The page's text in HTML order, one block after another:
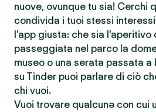
nuove, ovunque tu sia! Cerchi
condivida i tuoi stessi
l'app giusta: che sia l'aperitivo
passeggiata nel parco la
museo o una serata passata
su Tinder puoi parlare di ciò
chi vuoi.
Vuoi trovare qualcunə con cui